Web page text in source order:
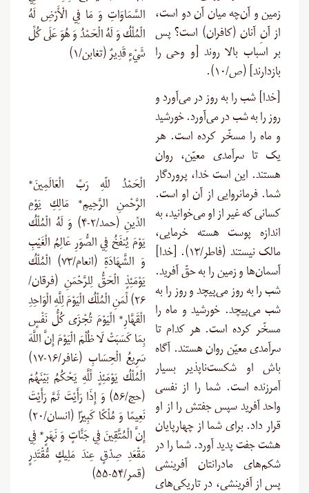
زمین و آن‌چه میان آن دو است،
از آنِ آنان (کافران) است؟ پس
بر اسباب بالا روند [و وحی را
بازدارند] (ص/۱۰
).
[خدا] شب را به روز در می‌آورد و
روز را به شب در می‌آورد. خورشید
و ماه را مسخّر کرده است. هر
یک تا سرآمدی معیّن، روان
هستند. این است خدا، پروردگار
شما. فرمانروایی از آن او است.
کسانی که غیر از او می‌خوانید، به
اندازه پوست هسته خرمایی،
مالک نیستند (فاطر/۱۳). [خدا]
آسمان‌ها و زمین را به حقّ آفرید.
شب را به روز می‌پیچد و روز را به
شب می‌پیچد. خورشید و ماه را
مسخّر کرده است. هر کدام تا
سرآمدی معیّن روان هستند. آگاه
باش او شکست‌ناپذیر بسیار
آمرزنده است. شما را از نفسی
واحد آفرید سپس جفتش را از او
قرار داد. برای شما از چهارپایان
هشت جفت پدید آورد. شما را در
شکم‌های مادرانتان آفرینشی
پس از آفرینشی، در تاریکی‌های
السَّمَاوَاتِ وَ مَا فِي الْأَرْضِ لَهُ
الْمُلْكُ وَ لَهُ الْحَمْدُ وَ هُوَ عَلَى كُلِّ
شَيْءٍ قَدِيرٌ (تغابن/۱)
الْحَمْدُ للّهِ رَبِّ الْعَالَمِينَ*
الرَّحْمنِ الرَّحِيمِ* مَالِكِ يَوْمِ
الدِّينِ (حمد/۲-۴) وَ لَهُ الْمُلْكُ
يَوْمَ يُنفَخُ فِي الصُّوَرِ عَالِمُ الْغَيْبِ
وَ الشَّهَادَةِ (انعام/۷۳) الْمُلْكُ
يَوْمَئِذٍ الْحَقُّ لِلرَّحْمَنِ (فرقان/
۲۶) لِّمَنِ الْمُلْكُ الْيَوْمَ لِلَّهِ الْوَاحِدِ
الْقَهَّارِ* ‏الْيَوْمَ تُجْزَى كُلُّ نَفْسٍ
بِمَا كَسَبَتْ لَا ظُلْمَ الْيَوْمَ إِنَّ اللَّهَ
سَرِيعُ الْحِسَابِ (غافر/۱۶-۱۷)
الْمُلْكُ يَوْمَئِذٍ لِّلَّهِ يَحْكُمُ بَيْنَهُمْ
(حج/۵۶) وَ إِذَا رَأَيْتَ ثَمَّ رَأَيْتَ
نَعِيمًا وَ مُلْكًا كَبِيرًا (انسان/۲۰)
إِنَّ الْمُتَّقِينَ فِي جَنَّاتٍ وَ نَهَرٍ* فِي
مَقْعَدِ صِدْقٍ عِندَ مَلِيكٍ مُّقْتَدِرٍ
(قمر/۵۴-۵۵)